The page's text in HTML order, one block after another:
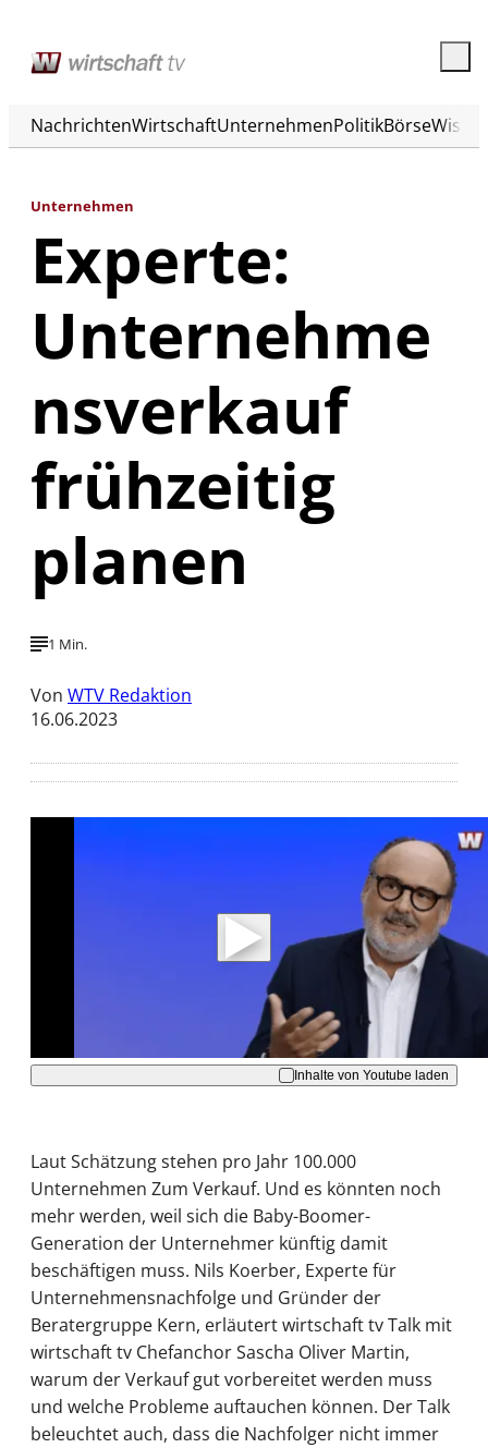
NachrichtenWirtschaftUnternehmenPolitikBörse
Unternehmen
Experte:
Unternehme
nsverkauf
frühzeitig
planen
1 Min.
Von WTV Redaktion
16.06.2023
Mit der Wiedergabe dieses Videos werden
Daten an Youtube übertragen.
Hinweise dazu erhalten Sie in der Datenschutzerklärung.
Akzeptieren
Inhalte von Youtube laden
Laut Schätzung stehen pro Jahr 100.000
Unternehmen Zum Verkauf. Und es könnten noch
mehr werden, weil sich die Baby-Boomer-
Generation der Unternehmer künftig damit
beschäftigen muss. Nils Koerber, Experte für
Unternehmensnachfolge und Gründer der
Beratergruppe Kern, erläutert wirtschaft tv Talk mit
wirtschaft tv Chefanchor Sascha Oliver Martin,
warum der Verkauf gut vorbereitet werden muss
und welche Probleme auftauchen können. Der Talk
beleuchtet auch, dass die Nachfolger nicht immer